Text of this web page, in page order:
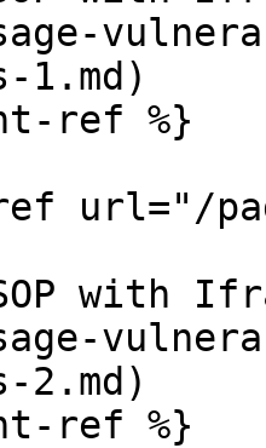
1.md)
ref %}
url="/
with
2.md)
ref %}